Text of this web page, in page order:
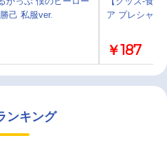
己 私服ver.
ア プレシャス
￥187
ンキング